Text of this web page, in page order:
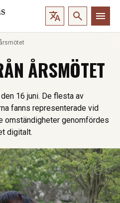
ÅRSMÖTET
16 juni. De flesta av
fanns representerade vid
omständigheter genomfördes
digitalt.